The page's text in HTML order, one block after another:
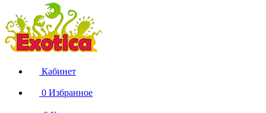
Кабинет
0 Избранное